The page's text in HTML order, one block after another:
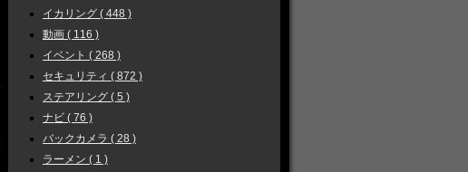
イカリング ( 448 )
動画 ( 116 )
イベント ( 268 )
セキュリティ ( 872 )
ステアリング ( 5 )
ナビ ( 76 )
バックカメラ ( 28 )
ラーメン ( 1 )